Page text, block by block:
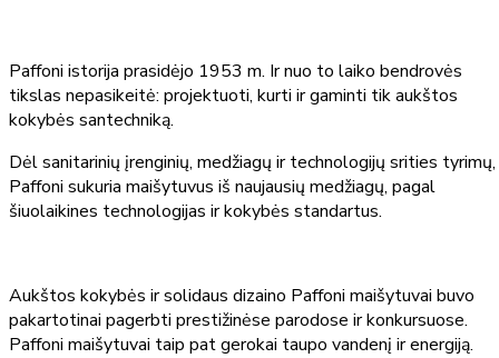
Paffoni istorija prasidėjo 1953 m. Ir nuo to laiko bendrovės
tikslas nepasikeitė: projektuoti, kurti ir gaminti tik aukštos
kokybės santechniką.
Dėl sanitarinių įrenginių, medžiagų ir technologijų srities tyrimų,
Paffoni sukuria maišytuvus iš naujausių medžiagų, pagal
šiuolaikines technologijas ir kokybės standartus.
Aukštos kokybės ir solidaus dizaino Paffoni maišytuvai buvo
pakartotinai pagerbti prestižinėse parodose ir konkursuose.
Paffoni maišytuvai taip pat gerokai taupo vandenį ir energiją.